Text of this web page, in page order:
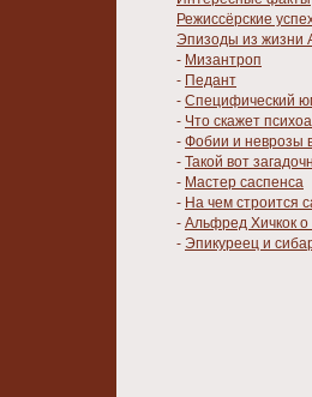
Режиссёрские
Эпизоды из жизни
- Мизантроп
- Педант
- Специфический
- Что скажет
- Фобии и неврозы
- Такой вот
- Мастер саспенса
- На чем строится
- Альфред Хичкок
- Эпикуреец и